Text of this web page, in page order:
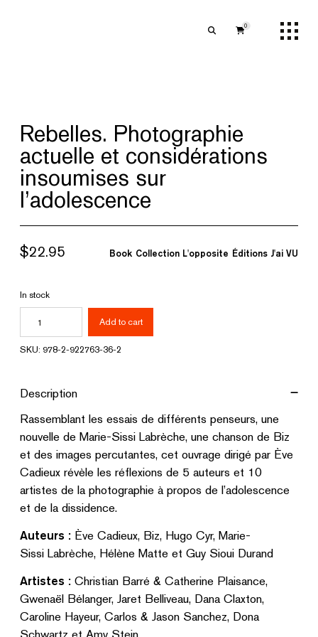
0
Rebelles. Photographie
actuelle et considérations
insoumises sur
l’adolescence
$22.95 Book Collection L'opposite Éditions J'ai VU
In stock
Rebelles.
Photographie
considérations
insoumises
sur
l'adolescence
quantity
Add to cart
SKU: 978-2-922763-36-2
Description
Rassemblant les essais de différents penseurs, une
nouvelle de Marie-Sissi Labrèche, une chanson de Biz
et des images percutantes, cet ouvrage dirigé par Ève
Cadieux révèle les réflexions de 5 auteurs et 10
artistes de la photographie à propos de l’adolescence
et de la dissidence.
Auteurs : Ève Cadieux, Biz, Hugo Cyr, Marie-
Sissi Labrèche, Hélène Matte et Guy Sioui Durand
Artistes : Christian Barré & Catherine Plaisance,
Gwenaël Bélanger, Jaret Belliveau, Dana Claxton,
Caroline Hayeur, Carlos & Jason Sanchez, Dona
Schwartz et Amy Stein.